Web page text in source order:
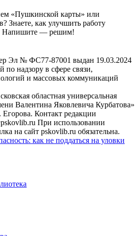
«Пушкинской карты» или
Знаете, как улучшить работу
Напишите — решим!
Эл № ФС77-87001 выдан 19.03.2024
по надзору в сфере связи,
и массовых коммуникаций
областная универсальная
Валентина Яковлевича Курбатова»
Контакт редакции
При использовании
на сайт pskovlib.ru обязательна.
как не поддаться на уловки